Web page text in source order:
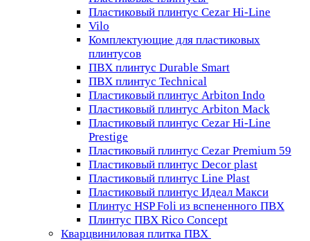
Пластиковый плинтус Cezar Hi-Line
Vilo
Комплектующие для пластиковых
плинтусов
ПВХ плинтус Durable Smart
ПВХ плинтус Technical
Пластиковый плинтус Arbiton Indo
Пластиковый плинтус Arbiton Mack
Пластиковый плинтус Cezar Hi-Line
Prestige
Пластиковый плинтус Cezar Premium 59
Пластиковый плинтус Decor plast
Пластиковый плинтус Line Plast
Пластиковый плинтус Идеал Макси
Плинтус HSP Foli из вспененного ПВХ
Плинтус ПВХ Rico Concept
Кварцвиниловая плитка ПВХ